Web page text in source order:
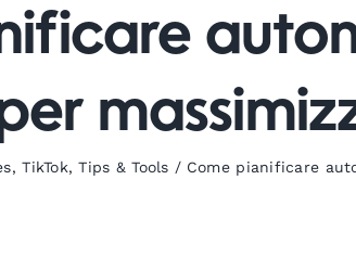
,TikTok,Tips & Tools / Come pianificare